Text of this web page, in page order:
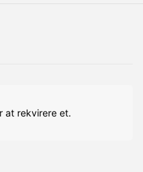
at rekvirere et.